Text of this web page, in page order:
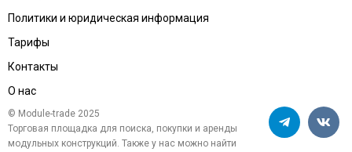
Политики и юридическая информация
Тарифы
Контакты
О нас
© Module-trade 2025
Торговая площадка для поиска, покупки и аренды
модульных конструкций. Также у нас можно найти